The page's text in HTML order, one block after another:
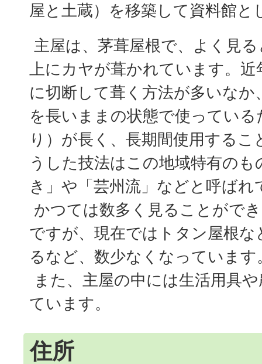
屋と土蔵）を移築して資料館と
主屋は、茅葺屋根で、よく見
上にカヤが葺かれています。
に切断して葺く方法が多いなか
を長いままの状態で使ってい
り）が長く、長期間使用する
うした技法はこの地域特有のも
き」や「芸州流」などと呼ばれ
かつては数多く見ることがで
ですが、現在ではトタン屋根
るなど、数少なくなっています
また、主屋の中には生活用具
ています。
住所